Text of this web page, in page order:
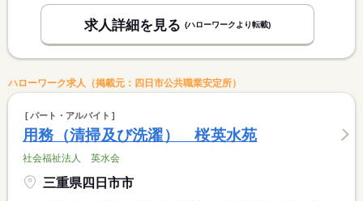
求人詳細を見る (ハローワークより転載)
ハローワーク求人（掲載元：四日市公共職業安定所）
パート・アルバイト
用務（清掃及び洗濯） 桜英水苑
社会福祉法人 英水会
三重県四日市市